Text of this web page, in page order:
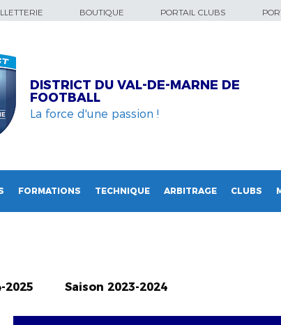
BOUTIQUE PORTAIL CLUBS
DISTRICT DU VAL-DE-MARNE DE
FOOTBALL
La force d'une passion !
FORMATIONS TECHNIQUE ARBITRAGE CLUBS
2025 Saison 2023-2024